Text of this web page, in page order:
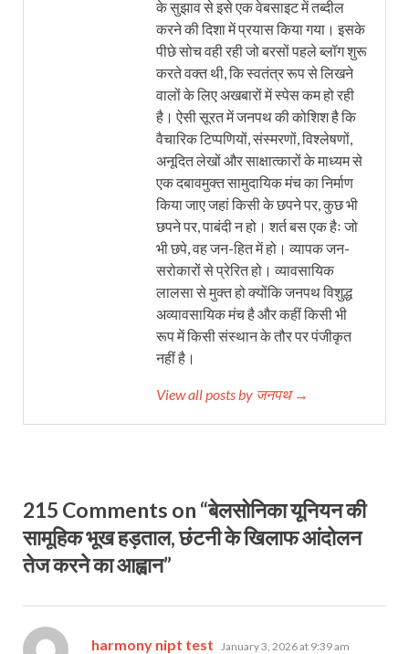
के सुझाव से इसे एक वेबसाइट में तब्दील
करने की दिशा में प्रयास किया गया। इसके
पीछे सोच वही रही जो बरसों पहले ब्लॉग शुरू
करते वक्त थी, कि स्वतंत्र रूप से लिखने
वालों के लिए अखबारों में स्पेस कम हो रही
है। ऐसी सूरत में जनपथ की कोशिश है कि
वैचारिक टिप्पणियों, संस्मरणों, विश्लेषणों,
अनूदित लेखों और साक्षात्कारों के माध्यम से
एक दबावमुक्त सामुदायिक मंच का निर्माण
किया जाए जहां किसी के छपने पर, कुछ भी
छपने पर, पाबंदी न हो। शर्त बस एक हैः जो
भी छपे, वह जन-हित में हो। व्यापक जन-
सरोकारों से प्रेरित हो। व्यावसायिक
लालसा से मुक्त हो क्योंकि जनपथ विशुद्ध
अव्यावसायिक मंच है और कहीं किसी भी
रूप में किसी संस्थान के तौर पर पंजीकृत
नहीं है।
View all posts by जनपथ →
215 Comments on “बेलसोनिका यूनियन की
सामूहिक भूख हड़ताल, छंटनी के खिलाफ आंदोलन
तेज करने का आह्वान”
harmony nipt test says:
January 3, 2026 at 9:39 am